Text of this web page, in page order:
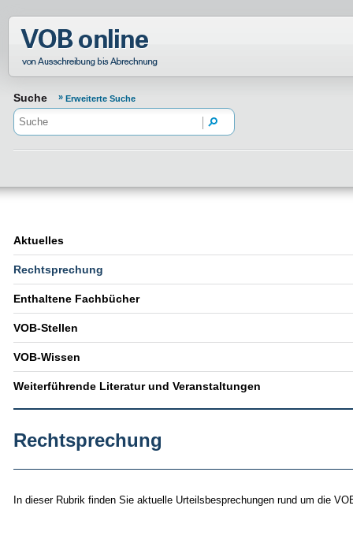
Normenportal Barrierefreiheit
Suche Erweiterte Suche
Aktuelles
Rechtsprechung
Enthaltene Fachbücher
VOB-Stellen
VOB-Wissen
Weiterführende Literatur und Veranstaltungen
Rechtsprechung
In dieser Rubrik finden Sie aktuelle Urteilsbesprechungen rund um die